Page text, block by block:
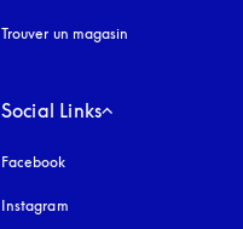
Trouver un magasin
Social Links
Facebook
Instagram